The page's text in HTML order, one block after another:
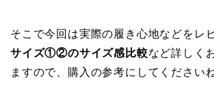
そこで今回は実際の履き心地などをレ
サイズ①②のサイズ感比較など詳しく
ますので、購入の参考にしてくださいね